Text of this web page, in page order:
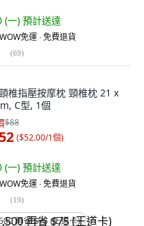
(一) 預計送達
免運 ∙ 免費退貨
(69)
椎指壓按摩枕 頸椎枕 21 x
C型, 1個
$88
($52.00/1個)
(一) 預計送達
免運 ∙ 免費退貨
(19)
再省 $75 (王道卡)